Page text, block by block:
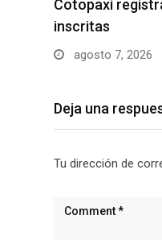
Cotopaxi
inscritas
agosto 7, 2026
Deja una
Tu dirección de